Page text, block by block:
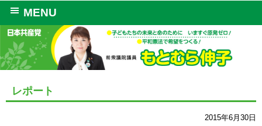
MENU
レポート
2015年6月30日